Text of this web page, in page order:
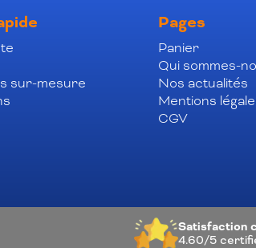
sur-mesure
Pages
Panier
Qui sommes-
Nos actualités
Mentions
CGV
Satisfaction
4.60/5